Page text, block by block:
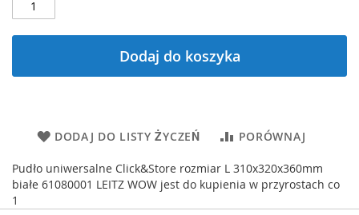
Dodaj do koszyka
DODAJ DO LISTY ŻYCZEŃ PORÓWNAJ
Pudło uniwersalne Click&Store rozmiar L 310x320x360mm
białe 61080001 LEITZ WOW jest do kupienia w przyrostach co
1